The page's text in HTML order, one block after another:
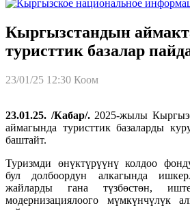
Кыргызстандын
туристтик базалар
23/01/25 12:30 Коом
23.01.25. /Кабар/. 2025-жылы
аймагында туристтик базаларды
баштайт.
Туризмди өнүктүрүүнү колдоо
бул долбоордун алкагында
жайларды гана түзбөстөн,
модернизациялоого мүмкүнчүлүк